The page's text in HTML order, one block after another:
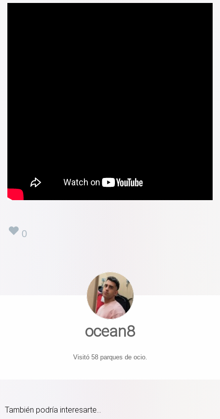
0
ocean8
Visitó 58 parques de ocio.
También podría interesarte...